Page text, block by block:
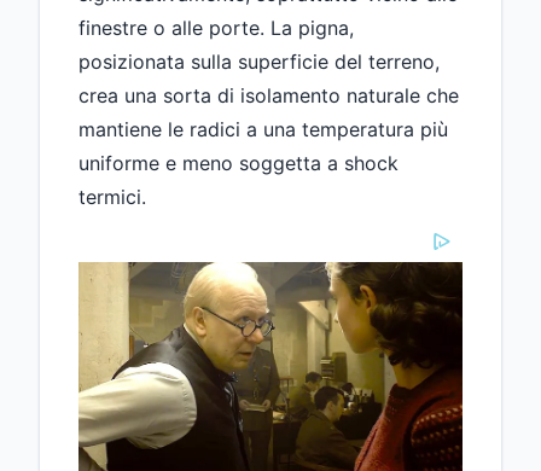
finestre o alle porte. La pigna,
posizionata sulla superficie del terreno,
crea una sorta di isolamento naturale che
mantiene le radici a una temperatura più
uniforme e meno soggetta a shock
termici.